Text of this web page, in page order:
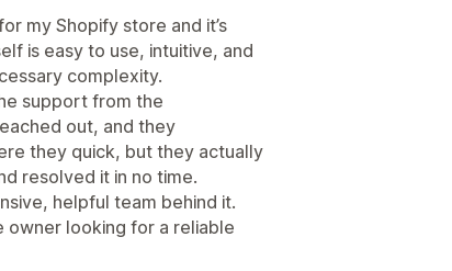
my Shopify store and it’s
is easy to use, intuitive, and
complexity.
support from the
out, and they
they quick, but they actually
resolved it in no time.
helpful team behind it.
owner looking for a reliable